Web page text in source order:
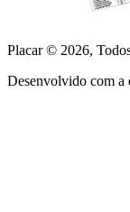
Placar © 2026,
Desenvolvido com a